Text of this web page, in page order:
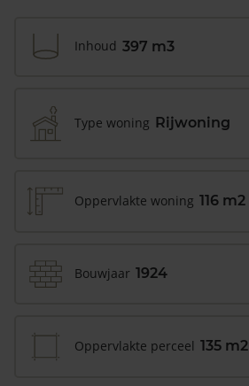
Inhoud 397 m3
Type woning Rijwoning
Oppervlakte woning 116 m2
Bouwjaar 1924
Oppervlakte perceel 135 m2